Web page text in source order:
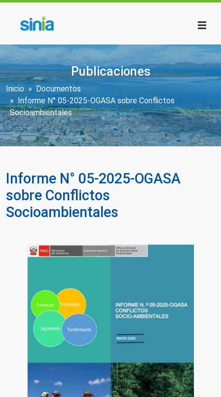
Publicaciones
Sobrescribir enlaces de ayuda a la
Inicio
Documentos
Informe N° 05-2025-OGASA sobre Conflictos
Socioambientales
Informe N° 05-2025-OGASA
sobre Conflictos
Socioambientales